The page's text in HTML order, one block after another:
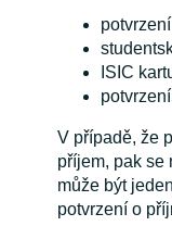
ISIC
V případě, že
příjem, pak se
může být
potvrzení o